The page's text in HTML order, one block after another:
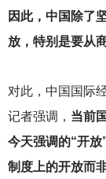
因此，中国除了
放，特别是要从
对此，中国国际
记者强调， 当前
今天强调的“开
制度上的开放而